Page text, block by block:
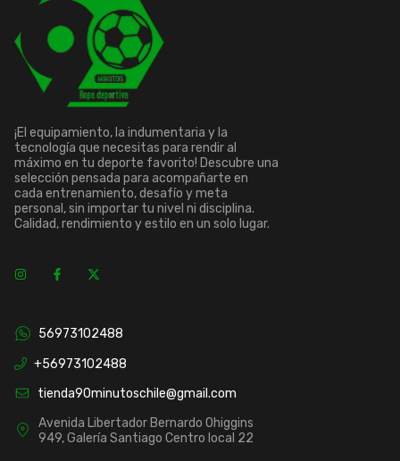
¡El equipamiento, la indumentaria y la
tecnología que necesitas para rendir al
máximo en tu deporte favorito! Descubre una
selección pensada para acompañarte en
cada entrenamiento, desafío y meta
personal, sin importar tu nivel ni disciplina.
Calidad, rendimiento y estilo en un solo lugar.
56973102488
+56973102488
tienda90minutoschile@gmail.com
Avenida Libertador Bernardo Ohiggins
949, Galería Santiago Centro local 22